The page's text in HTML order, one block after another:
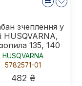
зчеплення у
HUSQVARNA,
135, 140
HUSQVARNA
5782571-01
482 ₴